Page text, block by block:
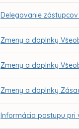
Delegovanie
Zmeny a doplnky
Zmeny a doplnky
Zmeny a doplnky
Informácia postupu pri